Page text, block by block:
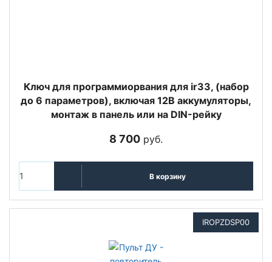
Ключ для программиорвания для ir33, (набор
до 6 параметров), включая 12В аккумуляторы,
монтаж в панель или на DIN-рейку
8 700 руб.
В корзину
IROPZDSP00